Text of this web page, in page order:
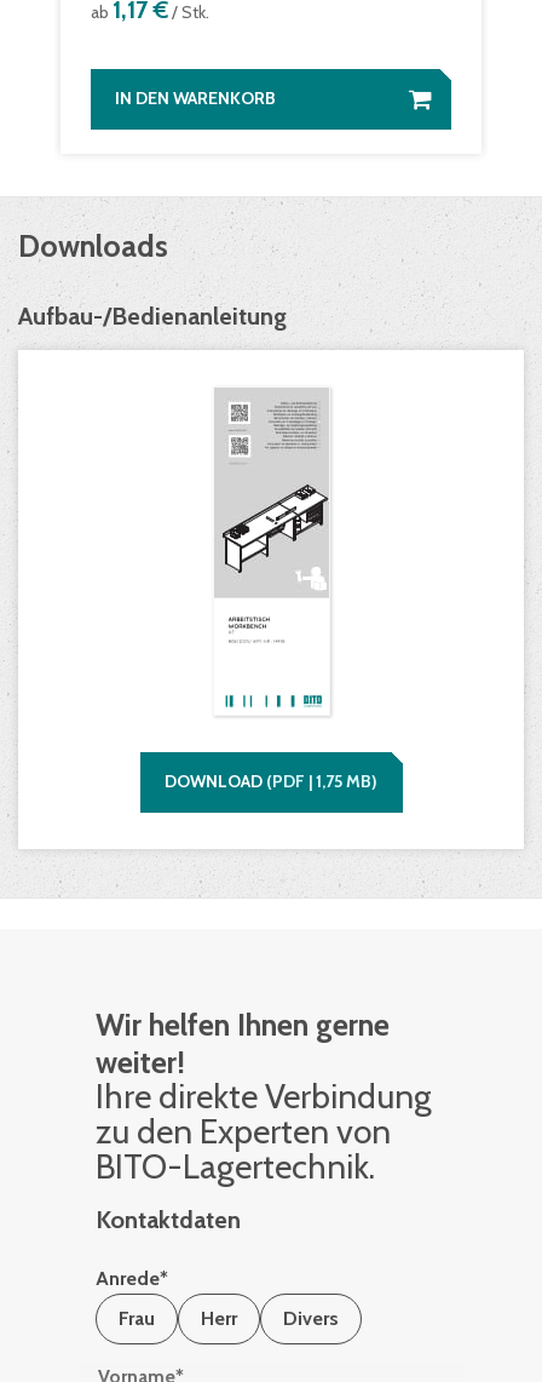
ab 1,17 €/ Stk.
IN DEN WARENKORB
Downloads
Aufbau-/Bedienanleitung
DOWNLOAD (PDF |1,75MB)
Wir helfen Ihnen gerne
weiter!
Ihre di­rek­te Ver­bin­dung
zu den Ex­per­ten von
BITO-La­ger­tech­nik.
Kontaktdaten
Anrede*
Frau
Herr Divers
Vorname*